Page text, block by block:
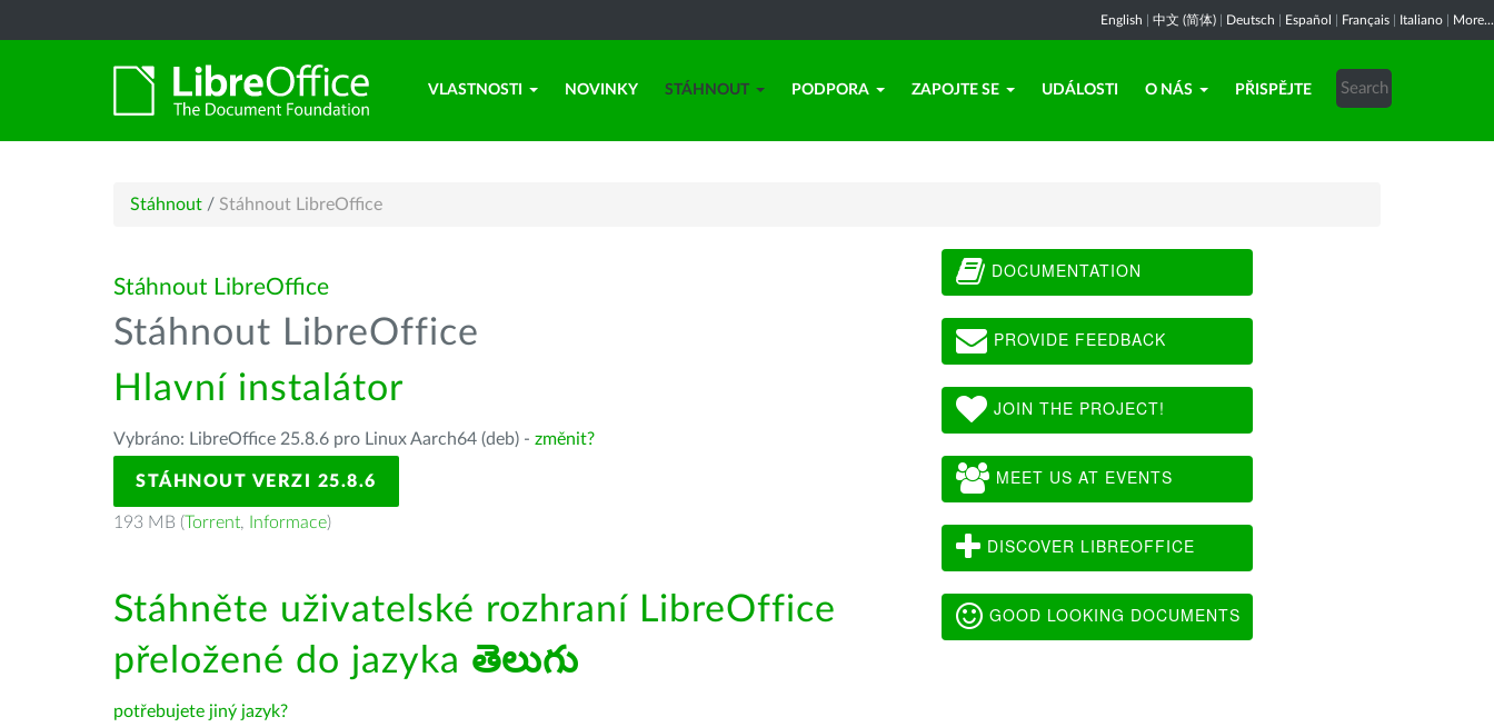
English 中文 (简体) Deutsch Español Français Italiano More...
VLASTNOSTI NOVINKY STÁHNOUT PODPORA ZAPOJTE SE UDÁLOSTI O NÁS PŘISPĚJTE
Stáhnout / Stáhnout LibreOffice
Stáhnout LibreOffice
Stáhnout LibreOffice
Hlavní instalátor
Vybráno: LibreOffice 25.8.6 pro Linux Aarch64 (deb) - změnit?
STÁHNOUT VERZI 25.8.6
193 MB (Torrent, Informace)
Stáhněte uživatelské rozhraní LibreOffice
přeložené do jazyka తెలుగు
potřebujete jiný jazyk?
DOCUMENTATION
PROVIDE FEEDBACK
JOIN THE PROJECT!
MEET US AT EVENTS
DISCOVER LIBREOFFICE
GOOD LOOKING DOCUMENTS